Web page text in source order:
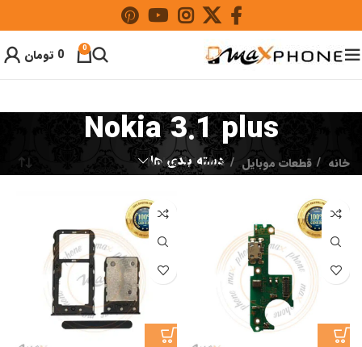
0
0 تومان
Nokia 3.1 plus
دسته بندی ها خانه قطعات موبایل Nokia 3.1 plus